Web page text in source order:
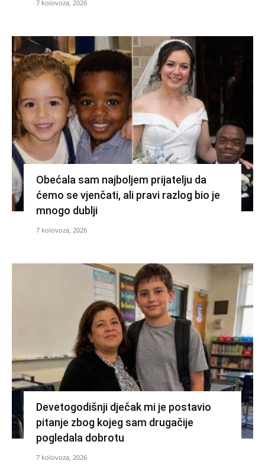
7 kolovoza, 2026
Obećala sam najboljem prijatelju da
ćemo se vjenčati, ali pravi razlog bio je
mnogo dublji
7 kolovoza, 2026
Devetogodišnji dječak mi je postavio
pitanje zbog kojeg sam drugačije
pogledala dobrotu
7 kolovoza, 2026